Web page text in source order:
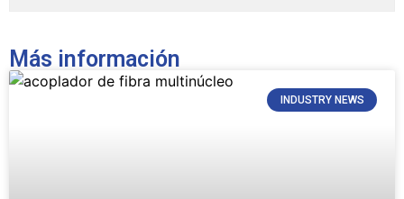
Más información
INDUSTRY NEWS